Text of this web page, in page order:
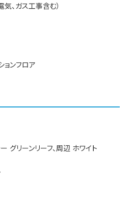
、ガス工事含む）
ョンフロア
グリーンリーフ、周辺 ホワイト